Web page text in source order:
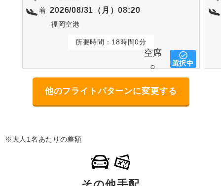
着 2026/08/31（月）08:20
福岡空港
所要時間：18時間0分
空席
○
選択中
他のフライトパターンに変更する
※大人1名あたりの差額